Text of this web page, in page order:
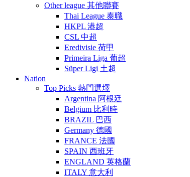
Other league 其他聯賽
Thai League 泰職
HKPL 港超
CSL 中超
Eredivisie 荷甲
Primeira Liga 葡超
Süper Ligi 土超
Nation
Top Picks 熱門選墿
Argentina 阿根廷
Belgium 比利時
BRAZIL 巴西
Germany 德國
FRANCE 法國
SPAIN 西班牙
ENGLAND 英格蘭
ITALY 意大利